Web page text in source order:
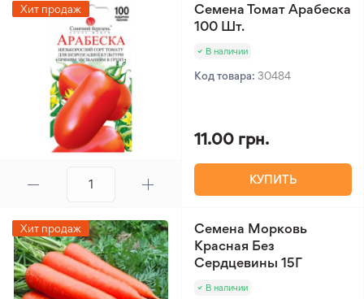
Хит продаж
Семена Томат Арабеска
100 Шт.
В наличии
Код товара: 30484
11.00 грн.
КУПИТЬ
Хит продаж
Семена Морковь
Красная Без
Сердцевины 15Г
В наличии